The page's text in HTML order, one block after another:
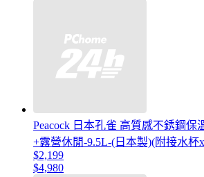
Peacock 日本孔雀 高質感不銹鋼保
+露營休閒-9.5L-(日本製)(附接水杯
$2,199
$4,980